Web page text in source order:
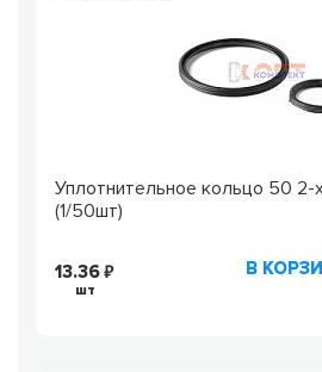
Уплотнительное кольцо 50 2-
(1/50шт)
13.36
шт
В